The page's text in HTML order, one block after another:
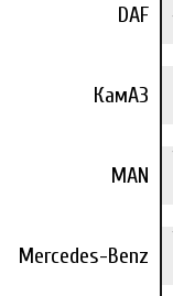
DAF
КамАЗ
MAN
Mercedes-Benz